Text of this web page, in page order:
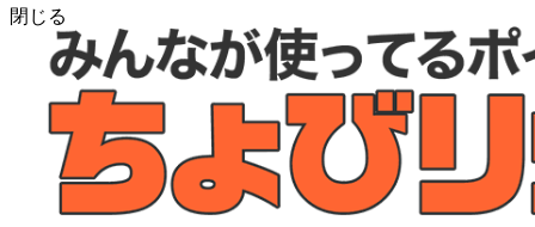
閉じる